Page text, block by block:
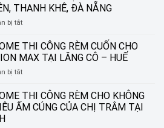
TẠI
NGUYỄN
SẮC,
LIÊN
ĐÀ
TRANH
HOÀNG
KIM
–
BIẾN
CỬA
MỘT
TÁC
THANH KHÊ, ĐÀ NẴNG
bị tắtở
KIM
HOME
THI
CÔNG
LƯỚI
CHỐNG
THI CÔNG RÈM CUỐN CHO
MAX TẠI LĂNG CÔ – HUẾ
bị tắtở
KIM
HOME
THI
THI CÔNG RÈM CHO KHÔNG
ẤM CÚNG CỦA CHỊ TRÂM TẠI